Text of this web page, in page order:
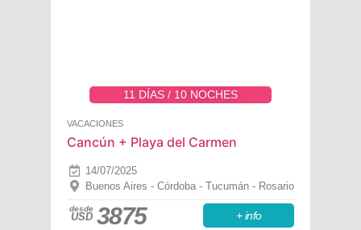
11 DÍAS / 10 NOCHES
VACACIONES
Cancún + Playa del Carmen
14/07/2025
Buenos Aires - Córdoba - Tucumán - Rosario
desde
USD 3875 + info